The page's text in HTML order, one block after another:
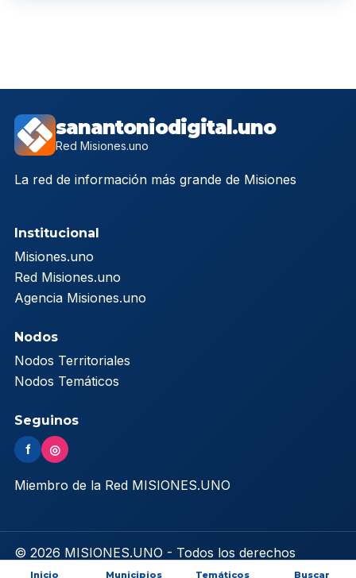
sanantoniodigital.uno
Red Misiones.uno
La red de información más grande de Misiones
Institucional
Misiones.uno
Red Misiones.uno
Agencia Misiones.uno
Nodos
Nodos Territoriales
Nodos Temáticos
Seguinos
f ◎
Miembro de la Red MISIONES.UNO
© 2026 MISIONES.UNO - Todos los derechos
reservados
Inicio Municipios Temáticos Buscar